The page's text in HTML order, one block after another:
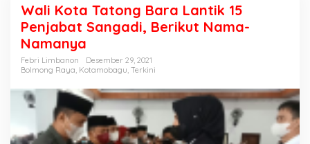
l
i
K
a
Wali Kota Tatong Bara Lantik 15
Penjabat Sangadi, Berikut Nama-
Namanya
Febri Limbanon
Desember 29, 2021
Bolmong Raya Kotamobagu Terkini